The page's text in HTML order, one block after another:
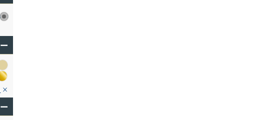
ー
ー